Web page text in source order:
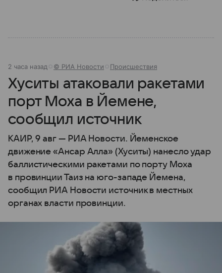
2 часа назад © РИА Новости Происшествия
Хуситы атаковали ракетами
порт Моха в Йемене,
сообщил источник
КАИР, 9 авг — РИА Новости. Йеменское
движение «Ансар Алла» (Хуситы) нанесло удар
баллистическими ракетами по порту Моха
в провинции Таиз на юго-западе Йемена,
сообщил РИА Новости источник в местных
органах власти провинции.